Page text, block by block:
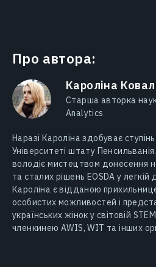
Про автора:
Кароліна
Старша авторка
Analytics
Наразі Кароліна здобуває
Університеті штату
володіє мистецтвом донесення
та сталих рішень EOSDA у
Кароліна є відданою
особистих можливостей і
українських жінок у світовій
членкинею AWIS, WIT та інших